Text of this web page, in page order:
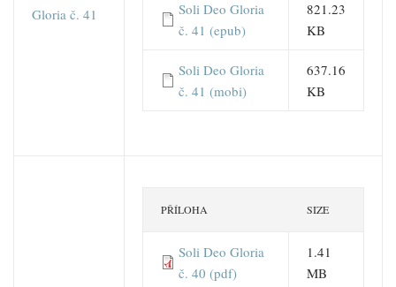
Gloria č. 41
Soli Deo Gloria
č. 41 (epub)
821.23
KB
Soli Deo Gloria
č. 41 (mobi)
637.16
KB
PŘÍLOHA SIZE
Soli Deo Gloria
č. 40 (pdf)
1.41
MB